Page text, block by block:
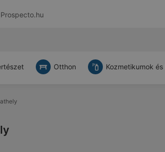
Prospecto.hu
Otthon Kozmetikumok és